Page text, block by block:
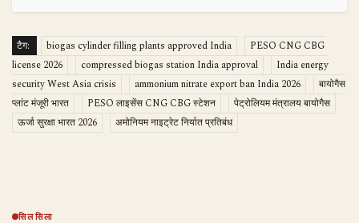
टैग: biogas cylinder filling plants approved India
PESO CNG CBG
license 2026
compressed biogas station India approval
India energy
security West Asia crisis
ammonium nitrate export ban India 2026
बायोगैस
प्लांट मंजूरी भारत
PESO लाइसेंस CNG CBG स्टेशन
पेट्रोलियम मंत्रालय बायोगैस
ऊर्जा सुरक्षा भारत 2026
अमोनियम नाइट्रेट निर्यात प्रतिबंध
सिलसिला